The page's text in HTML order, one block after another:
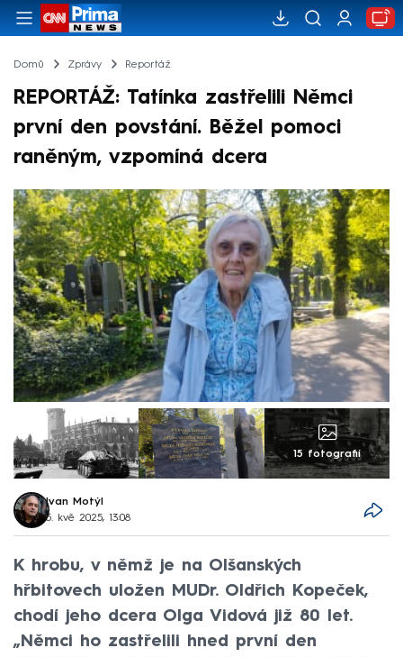
Domů Zprávy Reportáž
REPORTÁŽ: Tatínka zastřelili Němci
první den povstání. Běžel pomoci
raněným, vzpomíná dcera
15 fotografií
Ivan Motýl
5. kvě 2025, 13:08
K hrobu, v němž je na Olšanských
hřbitovech uložen MUDr. Oldřich Kopeček,
chodí jeho dcera Olga Vidová již 80 let.
„Němci ho zastřelili hned první den